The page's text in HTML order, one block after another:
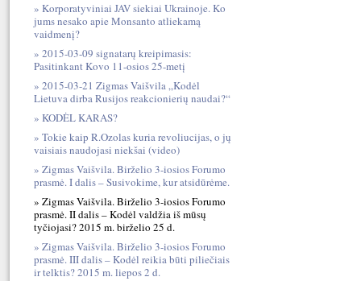
Korporatyviniai JAV siekiai Ukrainoje. Ko
jums nesako apie Monsanto atliekamą
vaidmenį?
2015-03-09 signatarų kreipimasis:
Pasitinkant Kovo 11-osios 25-metį
2015-03-21 Zigmas Vaišvila „Kodėl
Lietuva dirba Rusijos reakcionierių naudai?“
KODĖL KARAS?
Tokie kaip R.Ozolas kuria revoliucijas, o jų
vaisiais naudojasi niekšai (video)
Zigmas Vaišvila. Birželio 3-iosios Forumo
prasmė. I dalis – Susivokime, kur atsidūrėme.
Zigmas Vaišvila. Birželio 3-iosios Forumo
prasmė. II dalis – Kodėl valdžia iš mūsų
tyčiojasi? 2015 m. birželio 25 d.
Zigmas Vaišvila. Birželio 3-iosios Forumo
prasmė. III dalis – Kodėl reikia būti piliečiais
ir telktis? 2015 m. liepos 2 d.